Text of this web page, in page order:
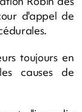
d'appel de
toujours en
causes de